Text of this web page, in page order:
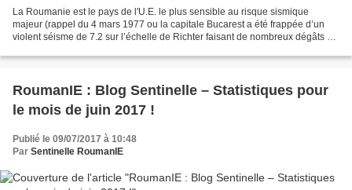
La Roumanie est le pays de l'U.E. le plus sensible au risque sismique
majeur (rappel du 4 mars 1977 ou la capitale Bucarest a été frappée d’un
violent séisme de 7.2 sur l’échelle de Richter faisant de nombreux dégâts et
RoumanIE : Blog Sentinelle – Statistiques pour
le mois de juin 2017 !
Publié le 09/07/2017 à 10:48
Par Sentinelle RoumanIE